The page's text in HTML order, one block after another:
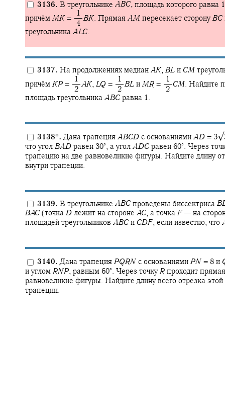
3136. В треугольнике ABC, площадь которого равна
причём MK = ‍
‍ 1
‍ 4
BK. Прямая AM пересекает сторонуBC
треугольника ALC.
3137. На продолжениях медиан AK, BL и CM
причём KP = ‍
‍ 1
‍ 2
AK, LQ = ‍
‍ 1
‍ 2
BL и MR = ‍
‍ 1
‍ 2
CM. Найдите
площадь треугольника ABC равна 1.
3138°. Дана трапеция ABCD с основаниями AD = 3‍√
что угол BAD равен 30‍∘ , а угол ADC равен 60‍∘ . Через
трапецию на две равновеликие фигуры. Найдите длину
внутри трапеции.
3139. В треугольнике ABC проведены биссектриса B
BAC (точка D лежит на стороне AC, а точка F — на
площадей треугольников ABC и CDF, если известно, что
3140. Дана трапеция PQRN с основаниями PN = 8 и
и углом RNP, равным 60‍∘ . Через точкуR проходит
равновеликие фигуры. Найдите длину всего отрезка
трапеции.